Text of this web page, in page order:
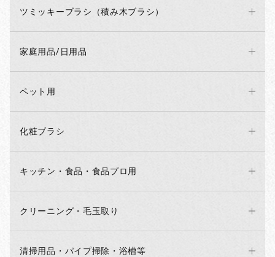
ツミッキーブラシ（積み木ブラシ）
家庭用品/日用品
ペット用
化粧ブラシ
キッチン・食品・食品プロ用
クリーニング・毛玉取り
清掃用品・パイプ掃除・浴槽等